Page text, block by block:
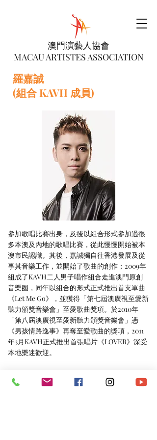
澳門演藝人協會
MACAU ARTISTES ASSOCIATION
羅嘉誠
(組合 KAVH 成員)
參加歌唱比賽出身，及後以組合形式參加過很
多本澳及內地的歌唱比賽，從此慢慢開始被本
澳市民認識。其後，嘉誠獨自往香港發展及從
事其音樂工作，並開始了歌曲的創作；2009年
組成了KAVH二人男子唱作組合走進澳門原創
音樂圈，同年以組合的形式正式推出首支單曲
《Let Me Go》，並獲得「第七屆澳廣視至愛新
聽力頒獎音樂會」至愛歌曲獎項。於2010年
「第八屆澳廣視至愛新聽力頒獎音樂會」憑
《男孩情路逸事》再奪至愛歌曲的獎項，2011
年3月KAVH正式推出首張唱片《LOVER》深受
本地樂迷歡迎。